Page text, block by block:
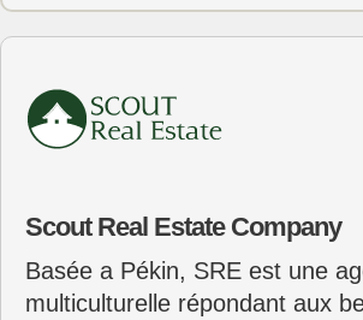
Scout Real Estate Company
Basée a Pékin, SRE est une
multiculturelle répondant aux